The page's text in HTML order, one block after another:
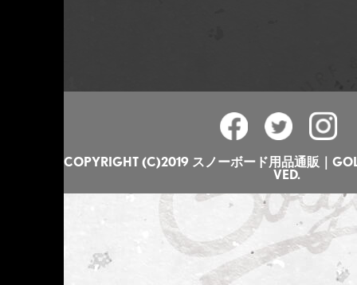
COPYRIGHT (C)2019 スノーボード用品通販｜
VED.